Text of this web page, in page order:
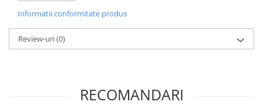
Informatii conformitate produs
Review-uri(0)
RECOMANDARI